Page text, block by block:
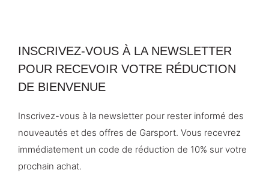
INSCRIVEZ-VOUS À LA NEWSLETTER
POUR RECEVOIR VOTRE RÉDUCTION
DE BIENVENUE
Inscrivez-vous à la newsletter pour rester informé des
nouveautés et des offres de Garsport. Vous recevrez
immédiatement un code de réduction de 10% sur votre
prochain achat.